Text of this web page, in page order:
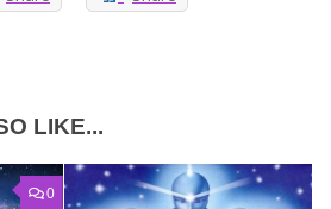
LIKE...
0